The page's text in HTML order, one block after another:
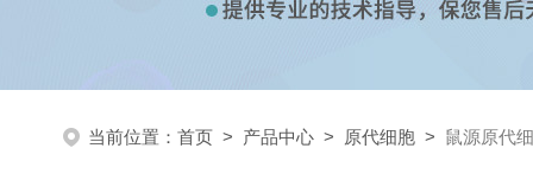
当前位置： 首页 > 产品中心 > 原代细胞 > 鼠源原代